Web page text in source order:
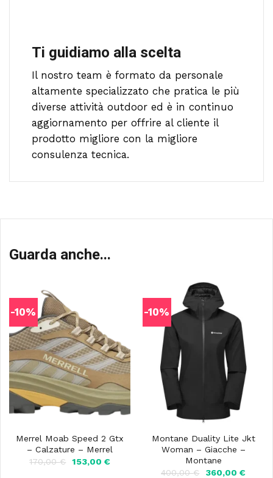
Ti guidiamo alla scelta
Il nostro team è formato da personale
altamente specializzato che pratica le più
diverse attività outdoor ed è in continuo
aggiornamento per offrire al cliente il
prodotto migliore con la migliore
consulenza tecnica.
Guarda anche...
-10%
Merrel Moab Speed 2 Gtx
– Calzature – Merrel
170,00€
Il
153,00 €Il
-10%
Montane Duality Lite Jkt
Woman – Giacche –
Montane
400,00€
Il
360,00 €Il